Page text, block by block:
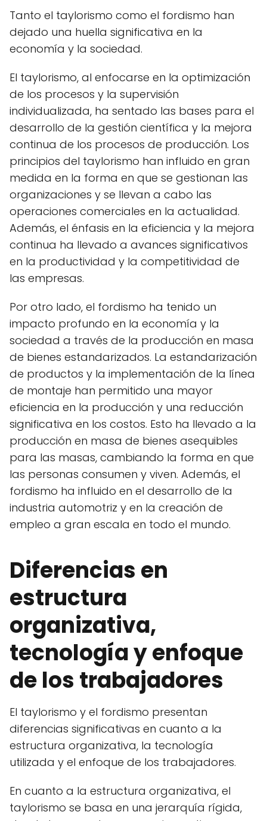
Tanto el taylorismo como el fordismo han
dejado una huella significativa en la
economía y la sociedad.
El taylorismo, al enfocarse en la optimización
de los procesos y la supervisión
individualizada, ha sentado las bases para el
desarrollo de la gestión científica y la mejora
continua de los procesos de producción. Los
principios del taylorismo han influido en gran
medida en la forma en que se gestionan las
organizaciones y se llevan a cabo las
operaciones comerciales en la actualidad.
Además, el énfasis en la eficiencia y la mejora
continua ha llevado a avances significativos
en la productividad y la competitividad de
las empresas.
Por otro lado, el fordismo ha tenido un
impacto profundo en la economía y la
sociedad a través de la producción en masa
de bienes estandarizados. La estandarización
de productos y la implementación de la línea
de montaje han permitido una mayor
eficiencia en la producción y una reducción
significativa en los costos. Esto ha llevado a la
producción en masa de bienes asequibles
para las masas, cambiando la forma en que
las personas consumen y viven. Además, el
fordismo ha influido en el desarrollo de la
industria automotriz y en la creación de
empleo a gran escala en todo el mundo.
Diferencias en
estructura
organizativa,
tecnología y enfoque
de los trabajadores
El taylorismo y el fordismo presentan
diferencias significativas en cuanto a la
estructura organizativa, la tecnología
utilizada y el enfoque de los trabajadores.
En cuanto a la estructura organizativa, el
taylorismo se basa en una jerarquía rígida,